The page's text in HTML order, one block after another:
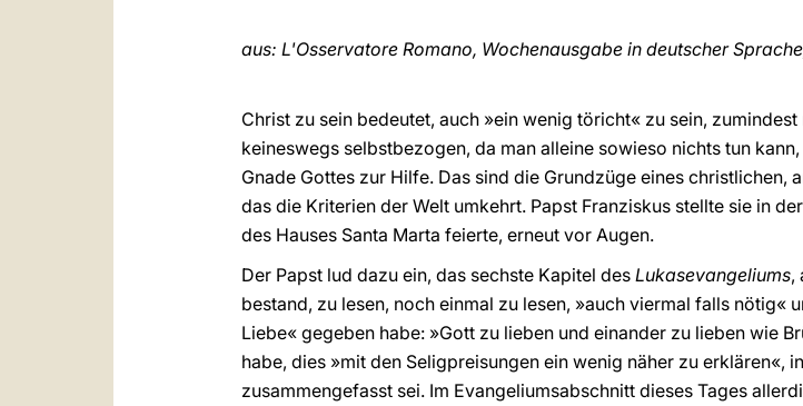
aus: L'Osservatore Romano, Wochenausgabe in deutscher
Christ zu sein bedeutet, auch »ein wenig töricht« zu sein,
keineswegs selbstbezogen, da man alleine sowieso nichts tun
Gnade Gottes zur Hilfe. Das sind die Grundzüge eines christlichen,
das die Kriterien der Welt umkehrt. Papst Franziskus stellte sie in
des Hauses Santa Marta feierte, erneut vor Augen.
Der Papst lud dazu ein, das sechste Kapitel des Lukasevangeliums,
bestand, zu lesen, noch einmal zu lesen, »auch viermal falls nötig«
Liebe« gegeben habe: »Gott zu lieben und einander zu lieben wie
habe, dies »mit den Seligpreisungen ein wenig näher zu erklären«,
zusammengefasst sei. Im Evangeliumsabschnitt dieses Tages